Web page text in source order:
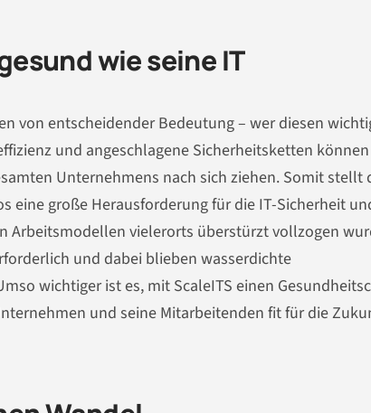
wie seine IT
von entscheidender Bedeutung – wer diesen
und angeschlagene Sicherheitsketten können
Unternehmens nach sich ziehen. Somit stellt
eine große Herausforderung für die IT-Sicherheit
Arbeitsmodellen vielerorts überstürzt vollzogen
und dabei blieben wasserdichte
wichtiger ist es, mit ScaleITS einen
und seine Mitarbeitenden fit für die